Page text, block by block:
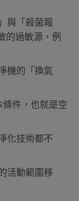
與「殺菌報
的過敏源，例
機的「換氣
件，也就是空
化技術都不
活動範圍移